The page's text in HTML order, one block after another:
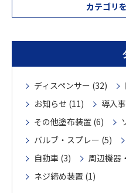
カテゴリ
ディスペンサー (32)
お知らせ (11)
導入
その他塗布装置 (6)
バルブ・スプレー (5)
自動車 (3)
周辺機器
ネジ締め装置 (1)